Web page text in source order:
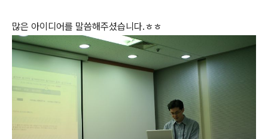
많은 아이디어를 말씀해주셨습니다.ㅎㅎ